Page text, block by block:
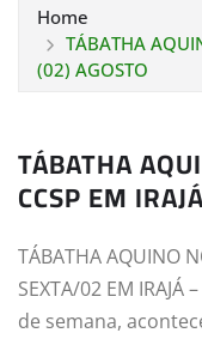
Home
TÁBATHA
(02) AGOSTO
TÁBATHA
CCSP EM
TÁBATHA AQUINO
SEXTA/02 EM IRAJÁ
de semana,